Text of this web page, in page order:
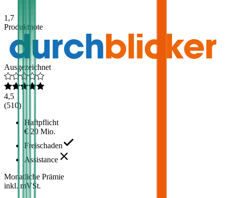
1,7
Produktnote
Ausgezeichnet
4,5
(510)
Haftpflicht
€ 20 Mio.
Freischaden
Assistance
Monatliche Prämie
inkl. mVSt.